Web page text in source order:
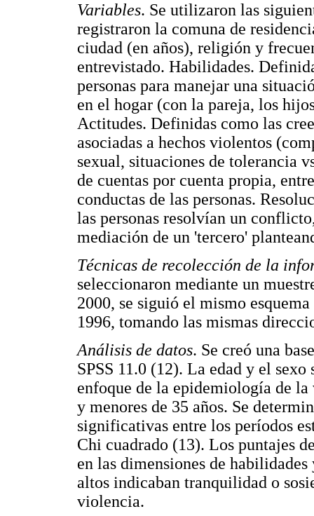
Variables. Se utilizaron las
registraron la comuna de
ciudad (en años), religión y
entrevistado. Habilidades.
personas para manejar una
en el hogar (con la pareja, los
Actitudes. Definidas como las
asociadas a hechos violentos
sexual, situaciones de tolerancia
de cuentas por cuenta propia,
conductas de las personas.
las personas resolvían un
mediación de un 'tercero'
Técnicas de recolección de la
seleccionaron mediante un
2000, se siguió el mismo
1996, tomando las mismas
Análisis de datos. Se creó una
SPSS 11.0 (12). La edad y el
enfoque de la epidemiología de
y menores de 35 años. Se
significativas entre los períodos
Chi cuadrado (13). Los puntajes
en las dimensiones de
altos indicaban tranquilidad o
violencia.